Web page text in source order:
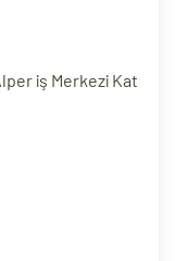
iş Merkezi Kat